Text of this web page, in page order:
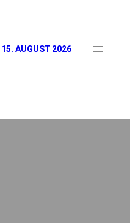
15. AUGUST 2026